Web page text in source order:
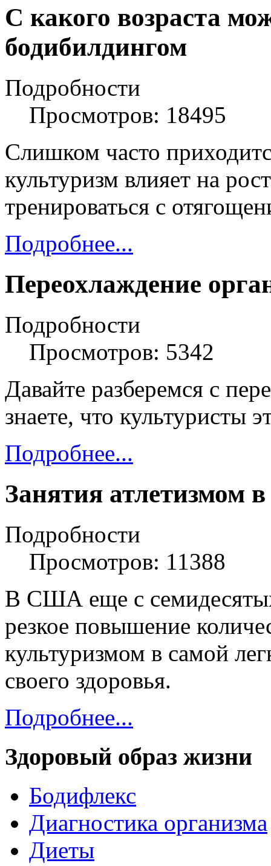
С какого возраста
бодибилдингом
Подробности
Просмотров: 18495
Слишком часто
культуризм влияет на
тренироваться с
Подробнее...
Переохлаждение
Подробности
Просмотров: 5342
Давайте разберемся с
знаете, что культуристы
Подробнее...
Занятия атлетизмом
Подробности
Просмотров: 11388
В США еще с
резкое повышение
культуризмом в самой
своего здоровья.
Подробнее...
Здоровый образ жизни
Бодифлекс
Диагностика организма
Диеты